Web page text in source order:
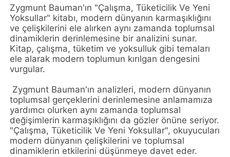
Zygmunt Bauman'ın "Çalışma, Tüketicilik Ve Yeni
Yoksullar" kitabı, modern dünyanın karmaşıklığını
ve çelişkilerini ele alırken aynı zamanda toplumsal
dinamiklerin derinlemesine bir analizini sunar.
Kitap, çalışma, tüketim ve yoksulluk gibi temaları
ele alarak modern toplumun kırılgan dengesini
vurgular.
Zygmunt Bauman'ın analizleri, modern dünyanın
toplumsal gerçeklerini derinlemesine anlamamıza
yardımcı olurken aynı zamanda toplumsal
değişimlerin karmaşıklığını da gözler önüne seriyor.
"Çalışma, Tüketicilik Ve Yeni Yoksullar", okuyucuları
modern dünyanın çelişkilerini ve toplumsal
dinamiklerin etkilerini düşünmeye davet eder.